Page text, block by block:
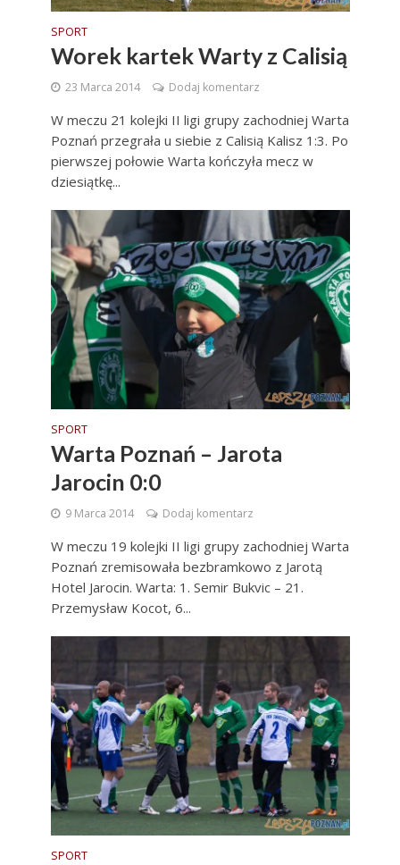
SPORT
Worek kartek Warty z Calisią
23 Marca 2014 Dodaj komentarz
W meczu 21 kolejki II ligi grupy zachodniej Warta
Poznań przegrała u siebie z Calisią Kalisz 1:3. Po
pierwszej połowie Warta kończyła mecz w
dziesiątkę...
SPORT
Warta Poznań – Jarota
Jarocin 0:0
9 Marca 2014 Dodaj komentarz
W meczu 19 kolejki II ligi grupy zachodniej Warta
Poznań zremisowała bezbramkowo z Jarotą
Hotel Jarocin. Warta: 1. Semir Bukvic – 21.
Przemysław Kocot, 6...
SPORT